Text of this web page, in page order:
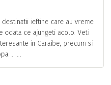
ieftine care au vreme
odata ce ajungeti acolo. Veti
in Caraibe, precum si
… ...